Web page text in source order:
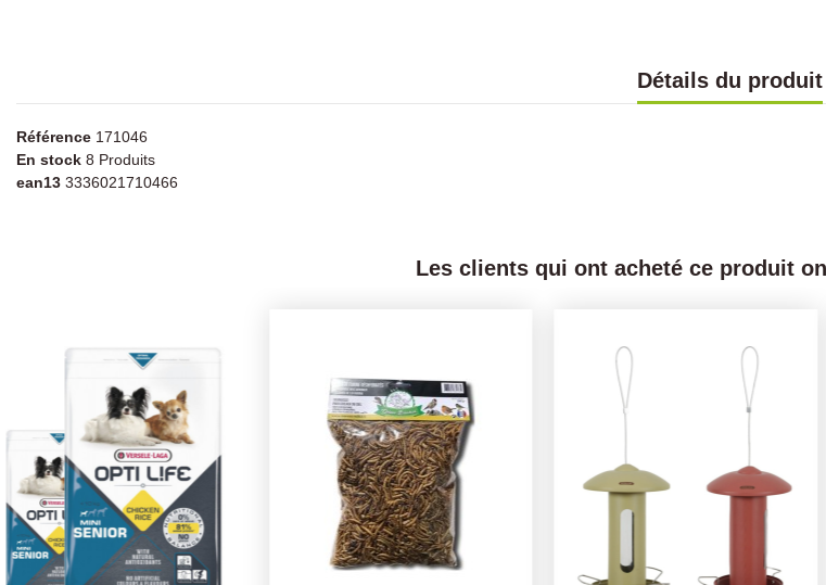
Détails du produit
Référence 171046
En stock 8 Produits
ean13 3336021710466
Les clients qui ont acheté ce produit